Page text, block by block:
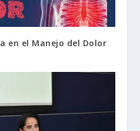
en el Manejo del Dolor